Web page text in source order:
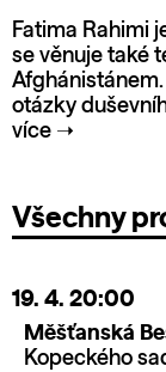
Fatima Rahimi
se věnuje také
otázky
více ➝
Všechny
19. 4. 20:00
Měšťanská
Kopeckého